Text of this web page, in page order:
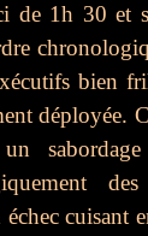
de 1h 30 et
bien
déployée.
des
échec cuisant